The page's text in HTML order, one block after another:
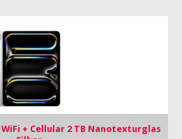
WiFi + Cellular 2 TB Nanotexturglas